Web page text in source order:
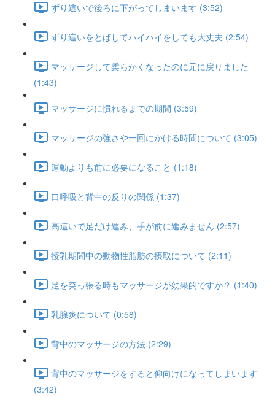
ずり這いで後ろに下がってしまいます (3:52)
ずり這いをとばしてハイハイをしても大丈夫 (2:54)
マッサージして柔らかくなったのに元に戻りました
(1:43)
マッサージに慣れるまでの期間 (3:59)
マッサージの強さや一回にかける時間について (3:05)
運動よりも前に必要になること (1:18)
口呼吸と背中の反りの関係 (1:37)
高這いで足だけ進み、手が前に進みません (2:57)
授乳期間中の動物性脂肪の摂取について (2:11)
足を突っ張る時もマッサージが効果的ですか？ (1:40)
乳腺炎について (0:58)
背中のマッサージの方法 (2:29)
背中のマッサージをすると仰向けになってしまいます
(3:42)